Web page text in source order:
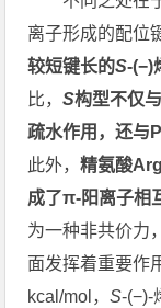
离子形成的配位
较短键长的S-(−)
比，S构型不仅
疏水作用，还与
此外，精氨酸
成了π-阳离子相
为一种非共价力
面发挥着重要作
kcal/mol，S-(−)-